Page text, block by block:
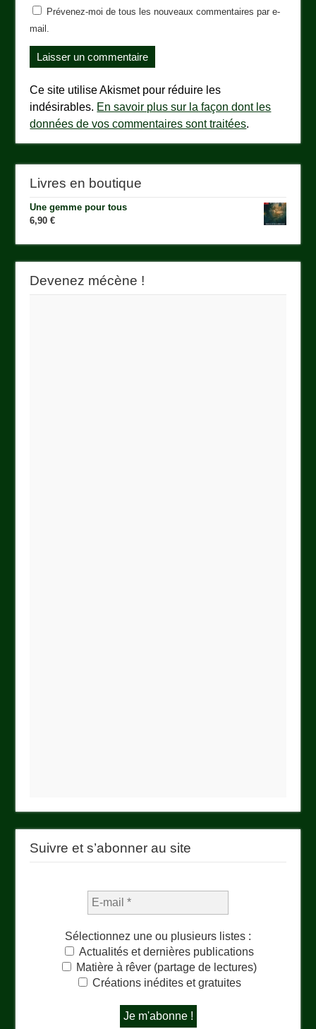
Prévenez-moi de tous les nouveaux commentaires par e-
mail.
Ce site utilise Akismet pour réduire les
indésirables. En savoir plus sur la façon dont les
données de vos commentaires sont traitées.
Livres en boutique
Une gemme pour tous
6,90€
Devenez mécène !
Suivre et s’abonner au site
Sélectionnez une ou plusieurs listes :
Actualités et dernières publications
Matière à rêver (partage de lectures)
Créations inédites et gratuites